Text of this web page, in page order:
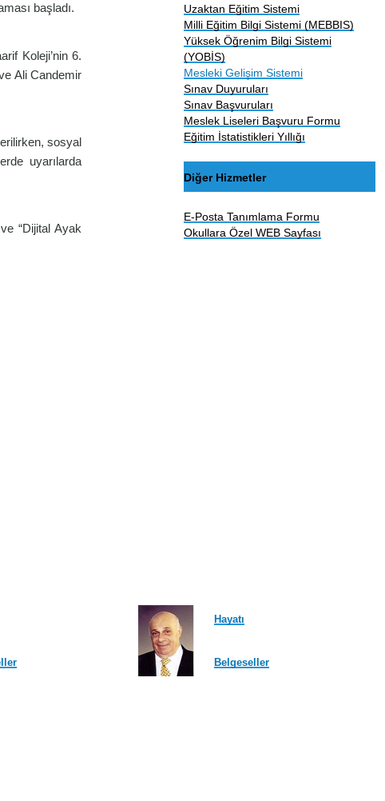
başladı.
Koleji’nin 6.
Ali Candemir
sosyal
uyarılarda
“Dijital Ayak
Uzaktan Eğitim Sistemi
Milli Eğitim Bilgi Sistemi (MEBBIS)
Yüksek Öğrenim Bilgi Sistemi
(YOBİS)
Mesleki Gelişim Sistemi
Sınav Duyuruları
Sınav Başvuruları
Meslek Liseleri Başvuru Formu
Eğitim İstatistikleri Yıllığı
Diğer Hizmetler
E-Posta Tanımlama Formu
Okullara Özel WEB Sayfası
Hayatı
Belgeseller